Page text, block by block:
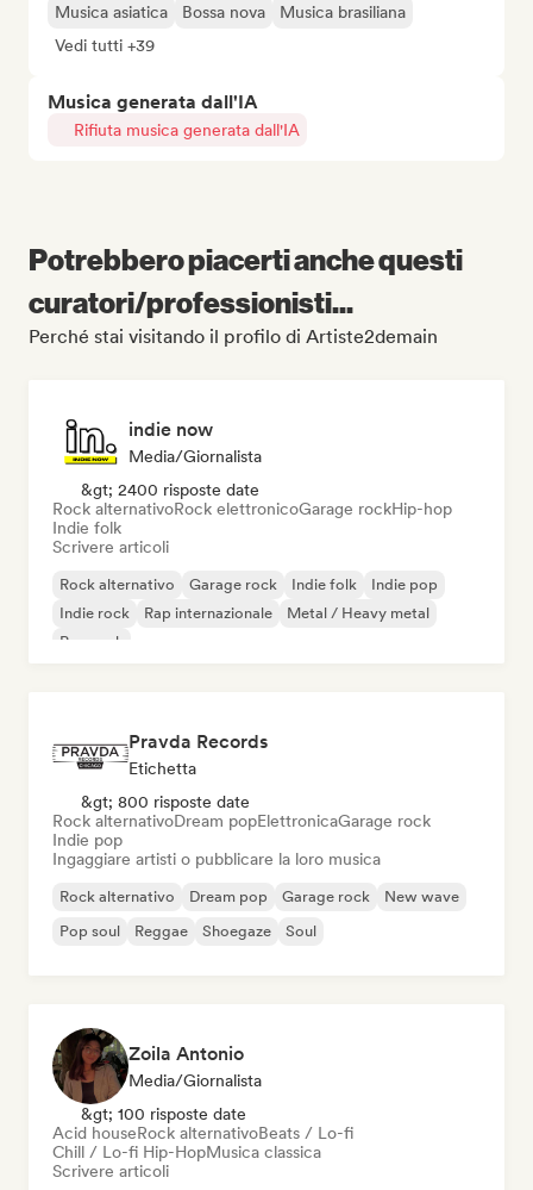
Musica asiatica Bossa nova
Musica brasiliana
Vedi tutti +39
Musica generata dall'IA
Rifiuta musica generata dall'IA
Potrebbero piacerti anche questi
curatori/professionisti...
Perché stai visitando il profilo di Artiste2demain
indie now
Media/Giornalista
&gt; 2400 risposte date
Rock alternativoRock elettronicoGarage rockHip-hop
Indie folk
Scrivere articoli
Rock alternativo Garage rock Indie folk
Indie pop
Indie rock
Rap internazionale
Metal / Heavy metal
Pop rock
Pravda Records
Etichetta
&gt; 800 risposte date
Rock alternativoDream popElettronicaGarage rock
Indie pop
Ingaggiare artisti o pubblicare la loro musica
Rock alternativo Dream pop Garage rock
New wave
Pop soul
Reggae Shoegaze Soul
Zoila Antonio
Media/Giornalista
&gt; 100 risposte date
Acid houseRock alternativoBeats / Lo-fi
Chill / Lo-fi Hip-HopMusica classica
Scrivere articoli